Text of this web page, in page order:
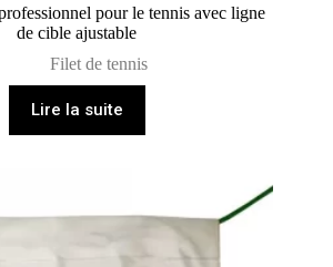
pour le tennis avec ligne
de cible ajustable
Filet de tennis
Lire la suite